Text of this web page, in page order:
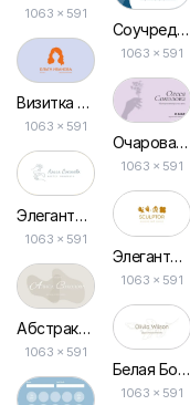
1063 × 591
Визитка Стилистки Парикмахера с Иллюстрацией Девушки в Фиолетовых Тонах
1063 × 591
Элегантная Визитка с Иллюстрацией Маникюра в Белом Стиле
1063 × 591
Абстрактная Визитка для Мастера Маникюра в Бежевых Тонах
1063 × 591
Соучредитель Компании Геометрическая Визитная Карточка
1063 × 591
Очаровательная Розовая Визитка для Мастера Маникюра
1063 × 591
Элегантная Абстракция: Визитка для Салона Массажа
1063 × 591
Белая Ботаническая Визитка Маникюра
1063 × 591